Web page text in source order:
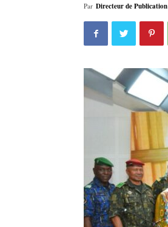
Par Directeur de Publication